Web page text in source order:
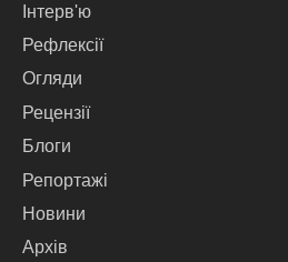
Інтерв'ю
Рефлексії
Огляди
Рецензії
Блоги
Репортажі
Новини
Архів